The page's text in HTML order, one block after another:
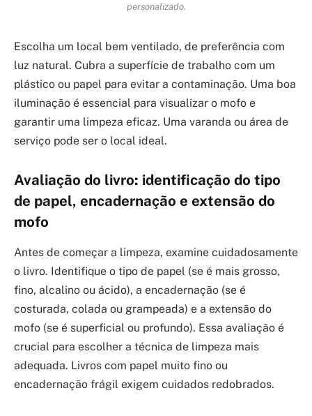
personalizado.
Escolha um local bem ventilado, de preferência com
luz natural. Cubra a superfície de trabalho com um
plástico ou papel para evitar a contaminação. Uma boa
iluminação é essencial para visualizar o mofo e
garantir uma limpeza eficaz. Uma varanda ou área de
serviço pode ser o local ideal.
Avaliação do livro: identificação do tipo
de papel, encadernação e extensão do
mofo
Antes de começar a limpeza, examine cuidadosamente
o livro. Identifique o tipo de papel (se é mais grosso,
fino, alcalino ou ácido), a encadernação (se é
costurada, colada ou grampeada) e a extensão do
mofo (se é superficial ou profundo). Essa avaliação é
crucial para escolher a técnica de limpeza mais
adequada. Livros com papel muito fino ou
encadernação frágil exigem cuidados redobrados.